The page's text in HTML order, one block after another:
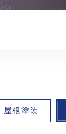
屋根塗装